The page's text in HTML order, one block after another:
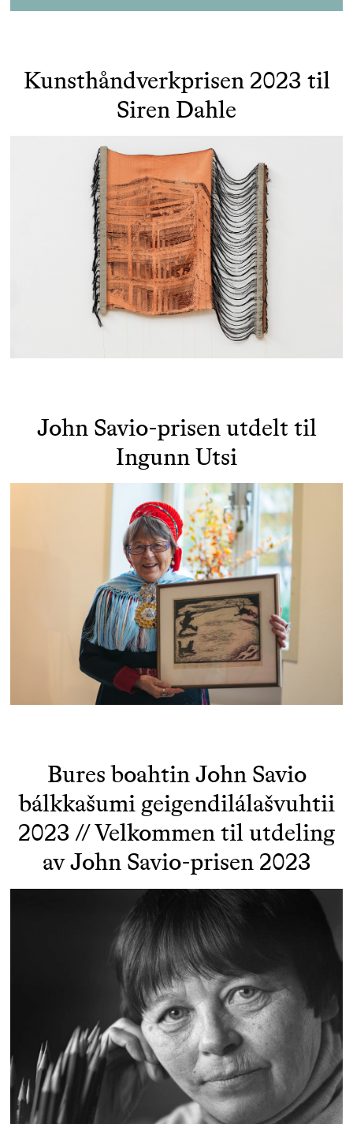
Kunsthåndverkprisen 2023 til
Siren Dahle
John Savio-prisen utdelt til
Ingunn Utsi
Bures boahtin John Savio
bálkkašumi geigendilálašvuhtii
2023 // Velkommen til utdeling
av John Savio-prisen 2023